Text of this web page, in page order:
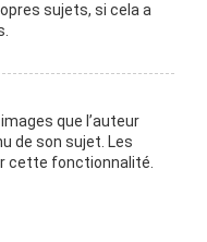
sujets, si cela a
que l’auteur
de son sujet. Les
cette fonctionnalité.